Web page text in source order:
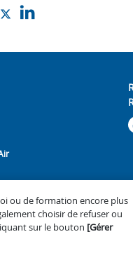
-Politique de confidentialité
ou de formation encore plus
choisir de refuser ou
sur le bouton [Gérer